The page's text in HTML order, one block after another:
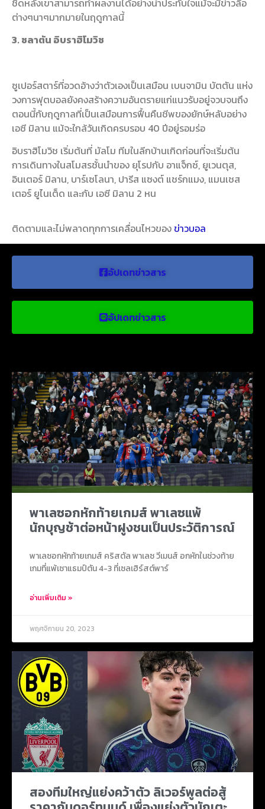
ชิดหลังเขาสามารถทำผลงานได้อย่างน่าประทับใจแม้จะมีข่าวลือ
ต่างๆนาๆมากมายในฤดูกาลนี้
3. ซลาตัน อิบราฮิโมวิช
ซูเปอร์สตาร์ที่อวดอ้างว่าตัวเองเป็นเสมือน เบนจามิน บัตตัน แห่ง
วงการฟุตบอลยังคงสร้างความอันตรายแก่แนวรับอยู่จวบจนถึง
ตอนนี้กับฤดูกาลที่เป็นเสมือนการฟื้นคืนชีพของยักษ์หลับอย่าง
เอซี มิลาน แม้จะใกล้วันเกิดครบรอบ 40 ปีอยู่รอมร่อ
อิบราฮิโมวิช เริ่มต้นที่ มัลโม ทีมในลีกบ้านเกิดก่อนที่จะเริ่มต้น
การเดินทางในสโมสรชั้นนำของ ยุโรปกับ อาแจ็กซ์, ยูเวนตุส,
อินเตอร์ มิลาน, บาร์เซโลนา, ปารีส แซงต์ แชร์กแมง, แมนเชส
เตอร์ ยูไนเต็ด และกับ เอซี มิลาน 2 หน
ติดตามและไม่พลาดทุกการเคลื่อนไหวของ ข่าวบอล
อัปเดทข่าวสาร
อัปเดทข่าวสาร
พาเลซอกหักท้ายเกมส์ พาเลซแพ้
นักบุญช้าต่อหน้าฝูงชนเป็นประวัติการณ์
พาเลซอกหักท้ายเกมส์ คริสตัล พาเลซ วีเมนส์ อกหักในช่วงท้าย
เกมที่แพ้เซาแธมป์ตัน 4-3 ที่เซลเฮิร์สต์พาร์
อ่านเพิ่มเติม »
พฤศจิกายน 20, 2023
สองทีมใหญ่แย่งคว้าตัว ลิเวอร์พูลต่อสู้